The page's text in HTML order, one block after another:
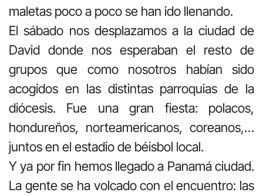
maletas poco a poco se han ido llenando.
El sábado nos desplazamos a la ciudad de
David donde nos esperaban el resto de
grupos que como nosotros habían sido
acogidos en las distintas parroquias de la
diócesis. Fue una gran fiesta: polacos,
hondureños, norteamericanos, coreanos,…
juntos en el estadio de béisbol local.
Y ya por fin hemos llegado a Panamá ciudad.
La gente se ha volcado con el encuentro: las